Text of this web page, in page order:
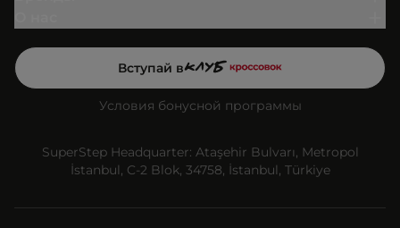
Вступай в
Условия бонусной программы
SuperStep Headquarter: Ataşehir Bulvarı, Metropol
İstanbul, C-2 Blok, 34758, İstanbul, Türkiye